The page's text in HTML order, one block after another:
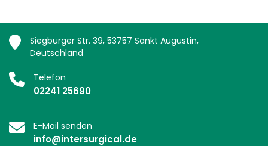
Siegburger Str. 39, 53757 Sankt Augustin,
Deutschland
Telefon
02241 25690
E-Mail senden
info@intersurgical.de